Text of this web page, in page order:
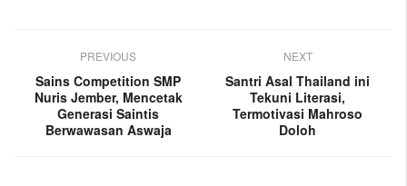
PREVIOUS
Sains Competition SMP
Nuris Jember, Mencetak
Generasi Saintis
Berwawasan Aswaja
NEXT
Santri Asal Thailand ini
Tekuni Literasi,
Termotivasi Mahroso
Doloh